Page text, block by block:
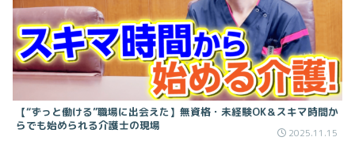
【“ずっと働ける”職場に出会えた】無資格・未経験OK＆スキマ時間か
らでも始められる介護士の現場
2025.11.15